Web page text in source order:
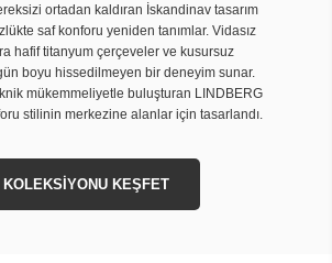
ortadan kaldıran İskandinav tasarım
saf konforu yeniden tanımlar. Vidasız
hafif titanyum çerçeveler ve kusursuz
boyu hissedilmeyen bir deneyim sunar.
mükemmeliyetle buluşturan LINDBERG
stilinin merkezine alanlar için tasarlandı.
KOLEKSİYONU KEŞFET